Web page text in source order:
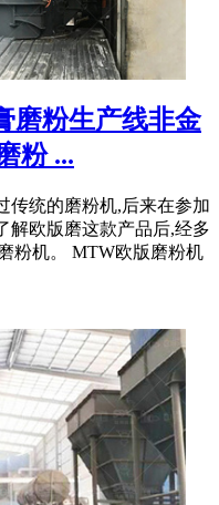
磨粉生产线非金
粉 ...
传统的磨粉机,后来在参加
解欧版磨这款产品后,经多
粉机。 MTW欧版磨粉机